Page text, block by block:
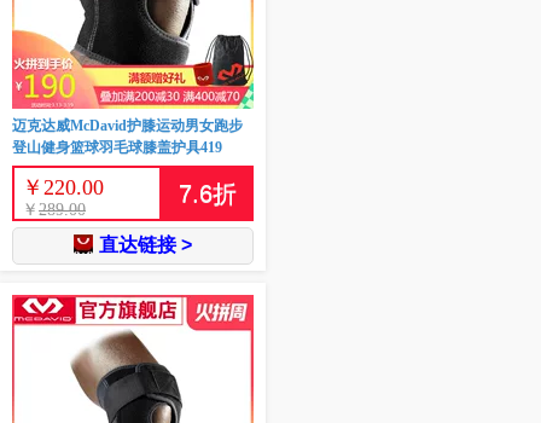
迈克达威McDavid护膝运动男女跑步
登山健身篮球羽毛球膝盖护具419
￥ 220.00
￥ 289.00
7.6折
直达链接 >